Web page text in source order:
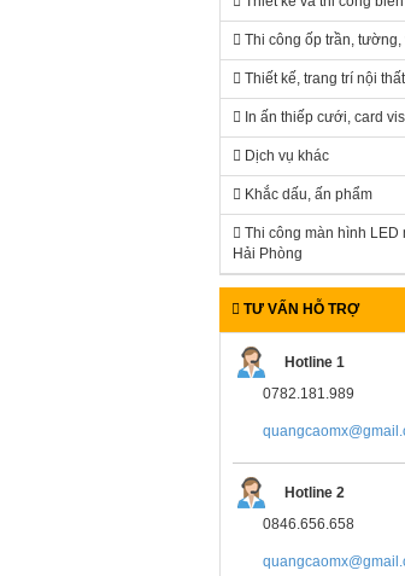
Thi công ốp trần, tường,
Thiết kế, trang trí nội
In ấn thiếp cưới, card
Dịch vụ khác
Khắc dấu, ấn phẩm
Thi công màn hình LED
Hải Phòng
TƯ VẤN HỖ TRỢ
Hotline 1
0782.181.989
Hotline 2
0846.656.658